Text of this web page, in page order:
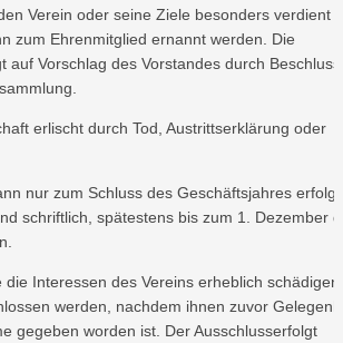
Verein oder seine Ziele besonders verdient
zum Ehrenmitglied ernannt werden. Die
auf Vorschlag des Vorstandes durch Beschluss
erlischt durch Tod, Austrittserklärung oder
nur zum Schluss des Geschäftsjahres
schriftlich, spätestens bis zum 1. Dezember
die Interessen des Vereins erheblich schädigen,
werden, nachdem ihnen zuvor
gegeben worden ist. Der Ausschlusserfolgt